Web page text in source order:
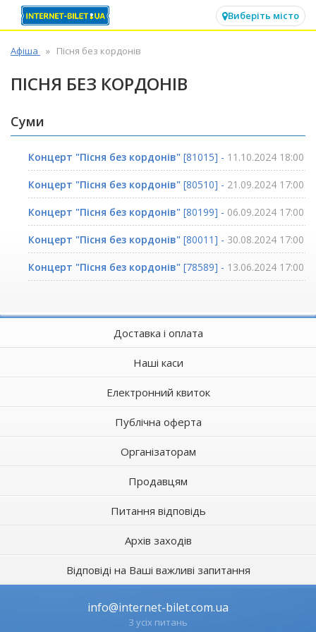
Виберіть місто
Афіша Пісня без кордонів
ПІСНЯ БЕЗ КОРДОНІВ
Суми
Концерт "Пісня без кордонів" [81015] - 11.10.2024 18:00
Концерт "Пісня без кордонів" [80510] - 21.09.2024 17:00
Концерт "Пісня без кордонів" [80199] - 06.09.2024 17:00
Концерт "Пісня без кордонів" [80011] - 30.08.2024 17:00
Концерт "Пісня без кордонів" [78589] - 13.06.2024 17:00
Доставка і оплата
Наші каси
Електронний квиток
Публічна оферта
Організаторам
Продавцям
Питання відповідь
Архів заходів
Відповіді на Ваші важливі запитання
info@internet-bilet.com.ua
З усіх питань